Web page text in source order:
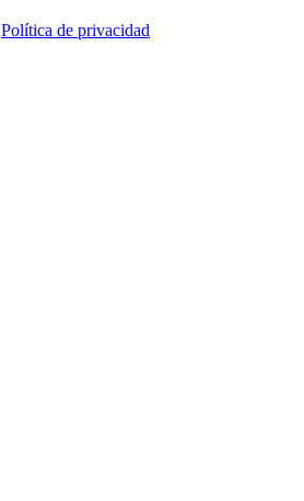
Política de privacidad